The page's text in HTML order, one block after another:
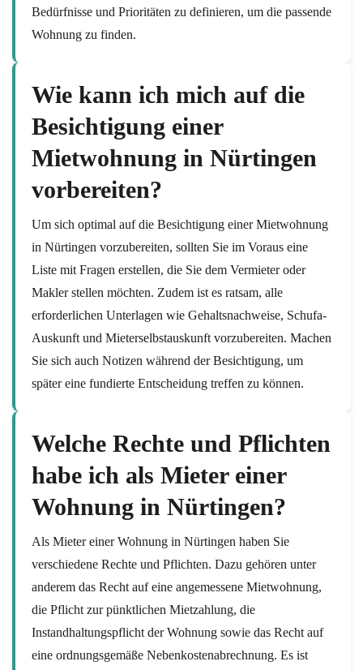
Bedürfnisse und Prioritäten zu definieren, um die passende
Wohnung zu finden.
Wie kann ich mich auf die
Besichtigung einer
Mietwohnung in Nürtingen
vorbereiten?
Um sich optimal auf die Besichtigung einer Mietwohnung
in Nürtingen vorzubereiten, sollten Sie im Voraus eine
Liste mit Fragen erstellen, die Sie dem Vermieter oder
Makler stellen möchten. Zudem ist es ratsam, alle
erforderlichen Unterlagen wie Gehaltsnachweise, Schufa-
Auskunft und Mieterselbstauskunft vorzubereiten. Machen
Sie sich auch Notizen während der Besichtigung, um
später eine fundierte Entscheidung treffen zu können.
Welche Rechte und Pflichten
habe ich als Mieter einer
Wohnung in Nürtingen?
Als Mieter einer Wohnung in Nürtingen haben Sie
verschiedene Rechte und Pflichten. Dazu gehören unter
anderem das Recht auf eine angemessene Mietwohnung,
die Pflicht zur pünktlichen Mietzahlung, die
Instandhaltungspflicht der Wohnung sowie das Recht auf
eine ordnungsgemäße Nebenkostenabrechnung. Es ist